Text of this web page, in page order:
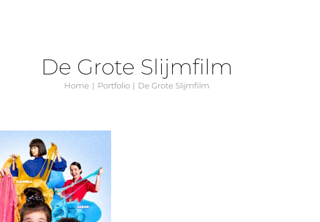
De Grote Slijmfilm
Home Portfolio De Grote Slijmfilm